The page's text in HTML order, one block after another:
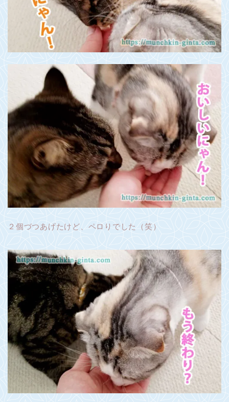
２個づつあげたけど、ペロりでした（笑）